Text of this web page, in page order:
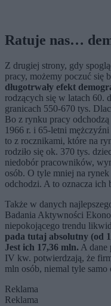
Ratuje nas…
Z drugiej strony, gdy
pracy, możemy poczuć się
długotrwały efekt
rodzących się w latach 60.
granicach 550-670 tys.
Bo z rynku pracy
1966 r. i 65-letni
to z rocznikami, które na
rodziło się ok. 370 tys.
niedobór pracowników,
osób. O tyle mniej na
odchodzi. A to oznacza ich
Także w danych
Badania Aktywności
niepokojącego trendu
pada tutaj absolutny (od
Jest ich 17,36 mln. A dane
IV kw. potwierdzają, że
mln osób, niemal tyle samo
Reklama
Reklama